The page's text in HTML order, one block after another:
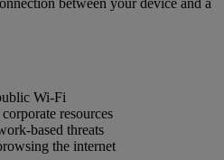
Wi-Fi
resources
based threats
the internet